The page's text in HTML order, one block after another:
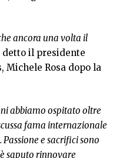
ancora una volta il
detto il presidente
Michele Rosa dopo la
abbiamo ospitato oltre
fama internazionale
e sacrifici sono
saputo rinnovare